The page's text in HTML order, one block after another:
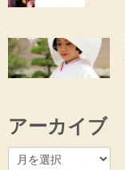
アーカイブ